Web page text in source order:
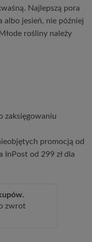
Najlepszą pora
albo jesień, nie później
rośliny należy
zaksięgowaniu
promocją od
InPost od 299 zł dla
zwrot